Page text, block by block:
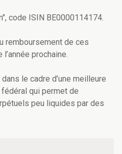
code ISIN BE0000114174.
remboursement de ces
prochaine.
le cadre d’une meilleure
qui permet de
peu liquides par des